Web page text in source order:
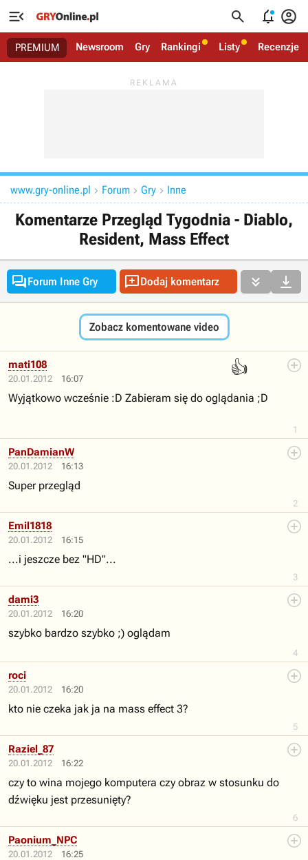
   
PREMIUM Newsroom Gry Rankingi Listy Recenzje
www.gry-online.pl  Forum  Gry  Inne
Komentarze Przegląd Tygodnia - Diablo,
Resident, Mass Effect
Forum Inne Gry Dodaj komentarz  
Zobacz komentowane video
20.01.2012 16:07
👍
1
mati108
Wyjątkowo wcześnie :D Zabieram się do oglądania ;D
20.01.2012 16:13
2
PanDamianW
Super przegląd
20.01.2012 16:15
3
Emil1818
...i jeszcze bez "HD"...
20.01.2012 16:20
4
dami3
szybko bardzo szybko ;) oglądam
20.01.2012 16:20
5
roci
kto nie czeka jak ja na mass effect 3?
20.01.2012 16:22
6
Raziel_87
czy to wina mojego komputera czy obraz w stosunku do
dźwięku jest przesunięty?
20.01.2012 16:25
Paonium_NPC